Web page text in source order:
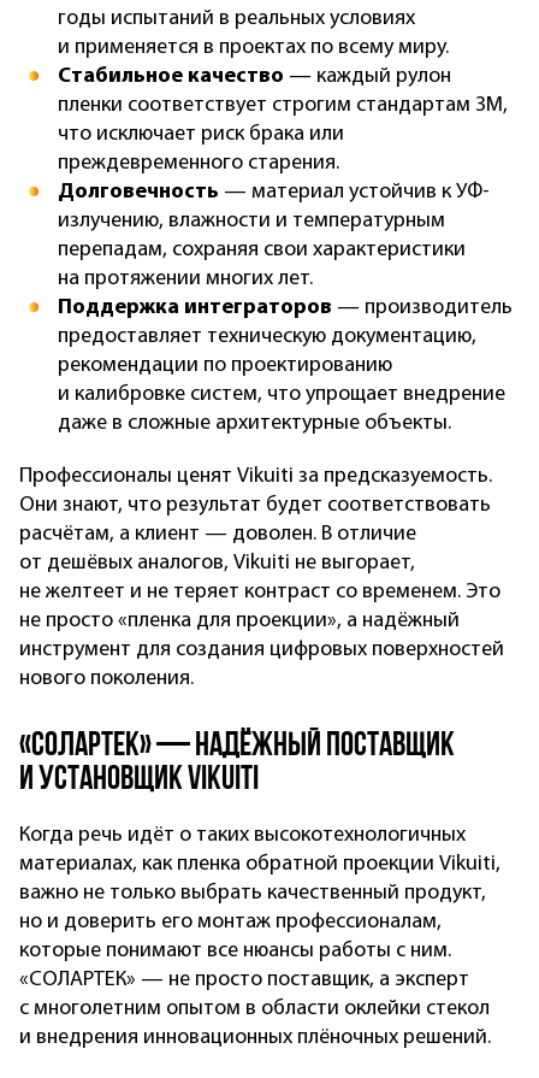
годы испытаний в реальных условиях
и применяется в проектах по всему миру.
Стабильное качество — каждый рулон
пленки соответствует строгим стандартам 3M,
что исключает риск брака или
преждевременного старения.
Долговечность — материал устойчив к УФ-
излучению, влажности и температурным
перепадам, сохраняя свои характеристики
на протяжении многих лет.
Поддержка интеграторов — производитель
предоставляет техническую документацию,
рекомендации по проектированию
и калибровке систем, что упрощает внедрение
даже в сложные архитектурные объекты.
Профессионалы ценят Vikuiti за предсказуемость.
Они знают, что результат будет соответствовать
расчётам, а клиент — доволен. В отличие
от дешёвых аналогов, Vikuiti не выгорает,
не желтеет и не теряет контраст со временем. Это
не просто «пленка для проекции», а надёжный
инструмент для создания цифровых поверхностей
нового поколения.
«СОЛАРТЕК» — надёжный поставщик
и установщик Vikuiti
Когда речь идёт о таких высокотехнологичных
материалах, как пленка обратной проекции Vikuiti,
важно не только выбрать качественный продукт,
но и доверить его монтаж профессионалам,
которые понимают все нюансы работы с ним.
«СОЛАРТЕК» — не просто поставщик, а эксперт
с многолетним опытом в области оклейки стекол
и внедрения инновационных плёночных решений.